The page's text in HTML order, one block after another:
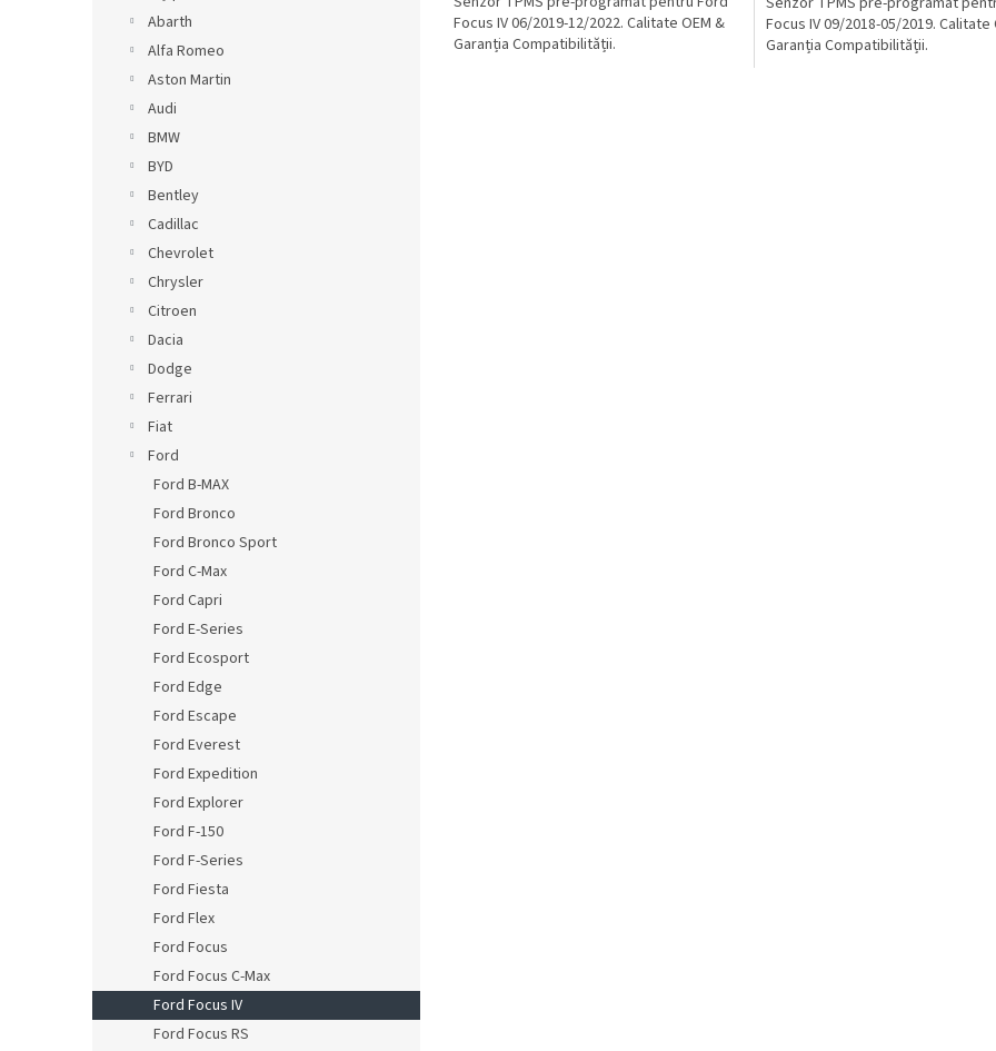
Abarth
Alfa Romeo
Aston Martin
Audi
BMW
BYD
Bentley
Cadillac
Chevrolet
Chrysler
Citroen
Dacia
Dodge
Ferrari
Fiat
Ford
Ford B-MAX
Ford Bronco
Ford Bronco Sport
Ford C-Max
Ford Capri
Ford E-Series
Ford Ecosport
Ford Edge
Ford Escape
Ford Everest
Ford Expedition
Ford Explorer
Ford F-150
Ford F-Series
Ford Fiesta
Ford Flex
Ford Focus
Ford Focus C-Max
Ford Focus IV
Ford Focus RS
Focus IV 06/2019-12/2022. Calitate OEM &
Garanția Compatibilității.
Focus IV 09/2018-05/2019. Calitate
Garanția Compatibilității.